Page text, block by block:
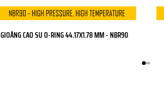
GIOĂNG CAO SU O-RING 44.17X1.78 MM - NBR90